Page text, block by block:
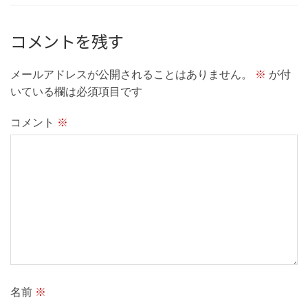
コメントを残す
メールアドレスが公開されることはありません。 ※ が付
いている欄は必須項目です
コメント ※
名前 ※